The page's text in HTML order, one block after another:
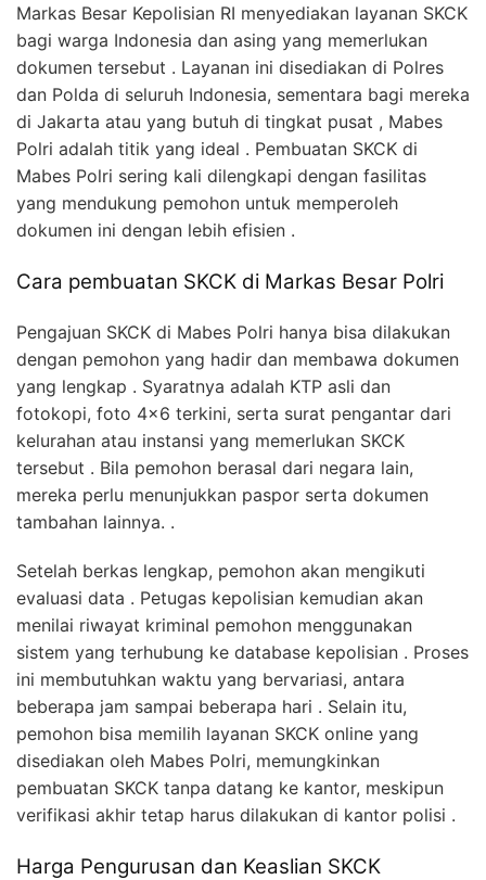
Markas Besar Kepolisian RI menyediakan layanan SKCK
bagi warga Indonesia dan asing yang memerlukan
dokumen tersebut . Layanan ini disediakan di Polres
dan Polda di seluruh Indonesia, sementara bagi mereka
di Jakarta atau yang butuh di tingkat pusat , Mabes
Polri adalah titik yang ideal . Pembuatan SKCK di
Mabes Polri sering kali dilengkapi dengan fasilitas
yang mendukung pemohon untuk memperoleh
dokumen ini dengan lebih efisien .
Cara pembuatan SKCK di Markas Besar Polri
Pengajuan SKCK di Mabes Polri hanya bisa dilakukan
dengan pemohon yang hadir dan membawa dokumen
yang lengkap . Syaratnya adalah KTP asli dan
fotokopi, foto 4×6 terkini, serta surat pengantar dari
kelurahan atau instansi yang memerlukan SKCK
tersebut . Bila pemohon berasal dari negara lain,
mereka perlu menunjukkan paspor serta dokumen
tambahan lainnya. .
Setelah berkas lengkap, pemohon akan mengikuti
evaluasi data . Petugas kepolisian kemudian akan
menilai riwayat kriminal pemohon menggunakan
sistem yang terhubung ke database kepolisian . Proses
ini membutuhkan waktu yang bervariasi, antara
beberapa jam sampai beberapa hari . Selain itu,
pemohon bisa memilih layanan SKCK online yang
disediakan oleh Mabes Polri, memungkinkan
pembuatan SKCK tanpa datang ke kantor, meskipun
verifikasi akhir tetap harus dilakukan di kantor polisi .
Harga Pengurusan dan Keaslian SKCK